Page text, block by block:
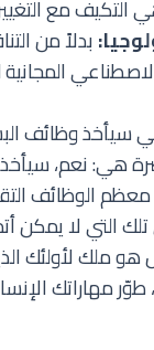
مع
بدلاً من
المجانية
سيأخذ وظائف
هي: نعم،
الوظائف
التي لا يمكن
هو ملك لأولئك
مهاراتك